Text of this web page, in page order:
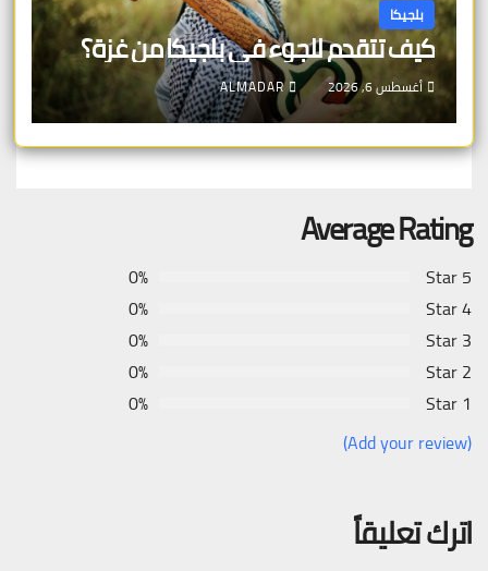
بلجيكا
كيف تتقدم للجوء في بلجيكا من غزة؟
أغسطس 6, 2026 ALMADAR
Average Rating
5 Star
0%
4 Star
0%
3 Star
0%
2 Star
0%
1 Star
0%
(Add your review)
اترك تعليقاً